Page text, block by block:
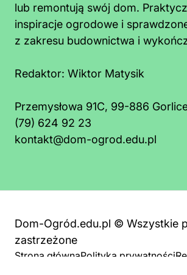
lub remontują swój dom.
inspiracje ogrodowe i
z zakresu budownictwa i
Redaktor: Wiktor Matysik
Przemysłowa 91C, 99-886
(79) 624 92 23
kontakt@dom-ogrod.edu.pl
Dom-Ogród.edu.pl © Wszystkie
zastrzeżone
Strona głównaPolityka prywatności